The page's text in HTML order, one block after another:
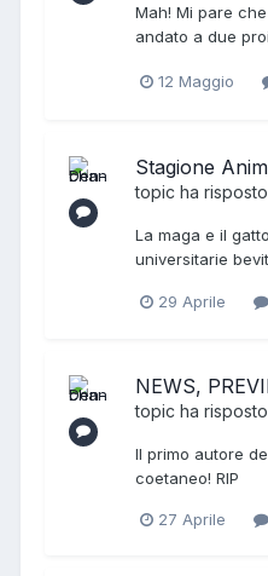
Mah! Mi pare
andato a due
12 Maggio
Stagione
topic ha
La maga e il
universitarie
29 Aprile
NEWS,
topic ha
Il primo autore
coetaneo! RIP
27 Aprile